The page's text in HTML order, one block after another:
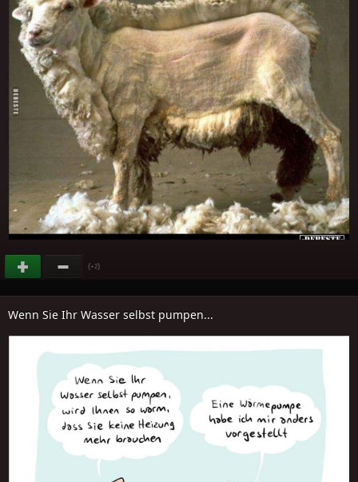
(+2)
Wenn Sie Ihr Wasser selbst pumpen...